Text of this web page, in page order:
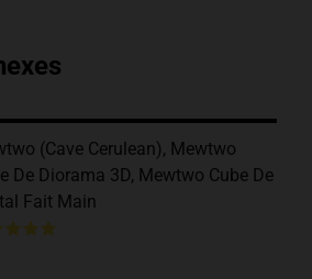
(Cave Cerulean), Mewtwo
De Diorama 3D, Mewtwo Cube De
Fait Main